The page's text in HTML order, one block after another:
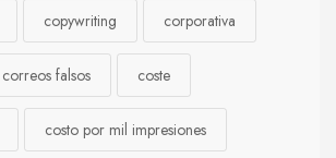
copywriting corporativa
correos falsos coste
costo por mil impresiones